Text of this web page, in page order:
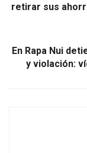
retirar sus
En Rapa Nui
y violación: